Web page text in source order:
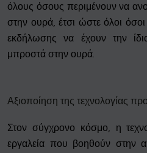
όλους όσους περιμένουν να
στην ουρά, έτσι ώστε όλοι
εκδήλωσης να έχουν την
μπροστά στην ουρά.
Αξιοποίηση της τεχνολογίας
Στον σύγχρονο κόσμο, η
εργαλεία που βοηθούν στην